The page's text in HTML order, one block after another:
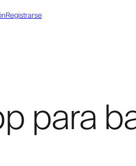
Registrarse
para